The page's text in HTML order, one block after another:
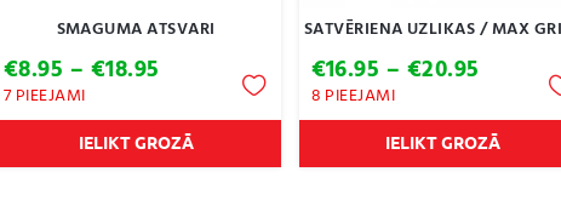
SMAGUMA ATSVARI
€8.95 – €18.95
€8.95
through
€18.95
7 PIEEJAMI
IELIKT GROZĀ
SATVĒRIENA UZLIKAS / MAX
€16.95 – €20.95
€16.95
through
€20.95
8 PIEEJAMI
IELIKT GROZĀ